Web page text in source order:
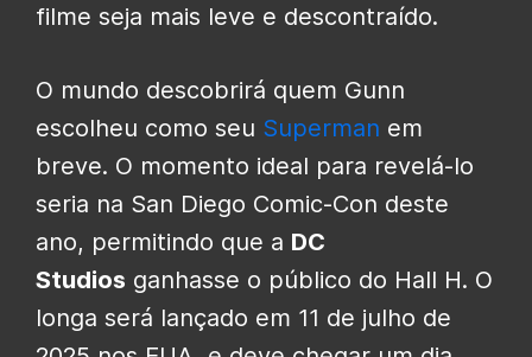
filme seja mais leve e descontraído.
O mundo descobrirá quem Gunn
escolheu como seu Superman em
breve. O momento ideal para revelá-lo
seria na San Diego Comic-Con deste
ano, permitindo que a DC
Studios ganhasse o público do Hall H. O
longa será lançado em 11 de julho de